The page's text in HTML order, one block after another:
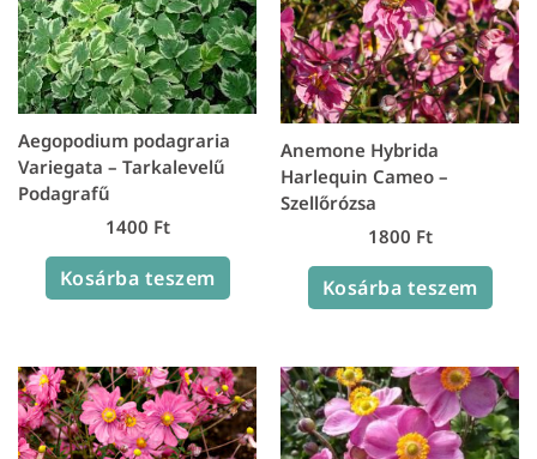
Aegopodium podagraria
Variegata – Tarkalevelű
Podagrafű
1400 Ft
Kosárba teszem
Anemone Hybrida
Harlequin Cameo –
Szellőrózsa
1800 Ft
Kosárba teszem